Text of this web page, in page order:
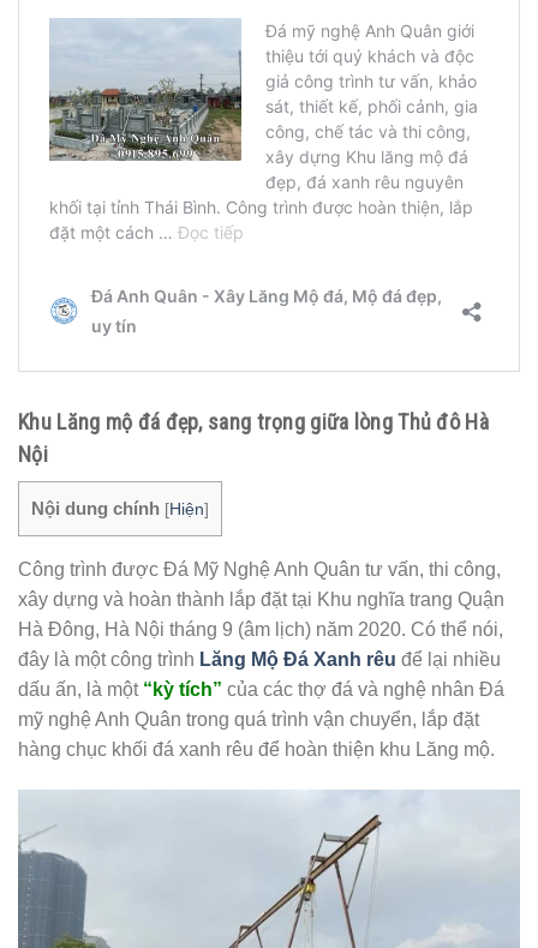
Khu Lăng mộ đá đẹp, sang trọng giữa lòng Thủ đô Hà
Nội
Nội dung chính [Hiện]
Công trình được Đá Mỹ Nghệ Anh Quân tư vấn, thi công,
xây dựng và hoàn thành lắp đặt tại Khu nghĩa trang Quận
Hà Đông, Hà Nội tháng 9 (âm lịch) năm 2020. Có thể nói,
đây là một công trình Lăng Mộ Đá Xanh rêu để lại nhiều
dấu ấn, là một “ kỳ tích” của các thợ đá và nghệ nhân Đá
mỹ nghệ Anh Quân trong quá trình vận chuyển, lắp đặt
hàng chục khối đá xanh rêu để hoàn thiện khu Lăng mộ.